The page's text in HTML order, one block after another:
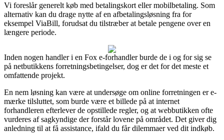
Vi foreslår generelt køb med betalingskort eller mobilbetaling. Som
alternativ kan du drage nytte af en afbetalingsløsning fra for
eksempel ViaBill, forudsat du tilstræber at betale pengene over en
længere periode.
Inden nogen handler i en Fox e-forhandler burde de i og for sig se
på netbutikkens forretningsbetingelser, dog er det for det meste et
omfattende projekt.
En nem løsning kan være at undersøge om online forretningen er e-
mærke tilsluttet, som burde være et billede på at internet
forhandleren efterlever de opstillede regler, og at webbutikken ofte
vurderes af sagkyndige der forstår lovene på området. Det giver dig
anledning til at få assistance, ifald du får dilemmaer ved dit indkøb.